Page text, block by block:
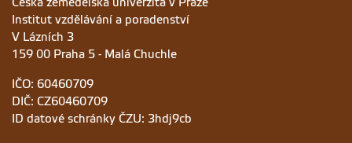
Institut vzdělávání a poradenství
V Lázních 3
159 00 Praha 5 - Malá Chuchle
IČO: 60460709
DIČ: CZ60460709
ID datové schránky ČZU: 3hdj9cb